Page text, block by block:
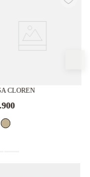
CLOREN
900